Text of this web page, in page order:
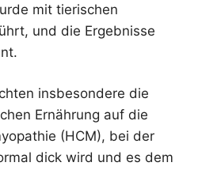
mit tierischen
und die Ergebnisse
insbesondere die
Ernährung auf die
(HCM), bei der
dick wird und es dem